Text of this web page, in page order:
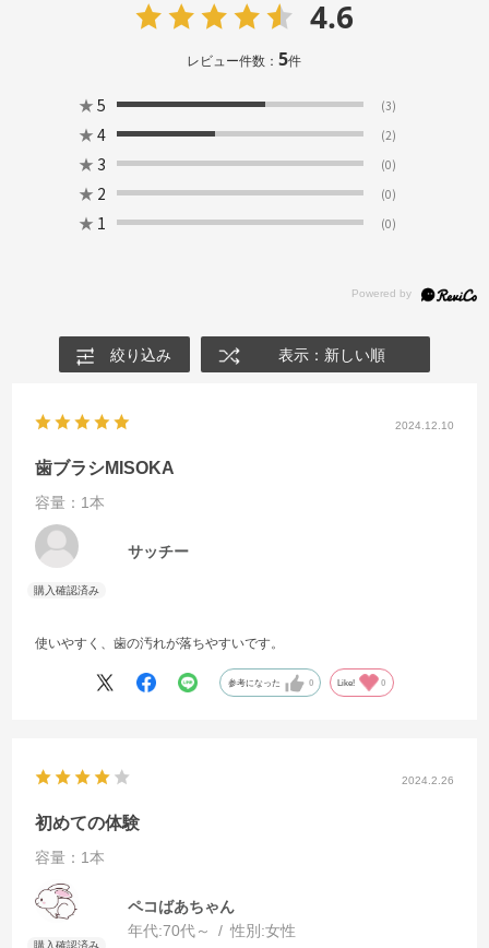
4.6
レビュー件数：5件
★ 5 (3)
★ 4 (2)
★ 3 (0)
★ 2 (0)
★ 1 (0)
絞り込み 表示：新しい順
2024.12.10
歯ブラシMISOKA
容量：1本
サッチー
使いやすく、歯の汚れが落ちやすいです。
参考になった 0 Like! 0
2024.2.26
初めての体験
容量：1本
ペコばあちゃん
年代:70代～ 性別:女性